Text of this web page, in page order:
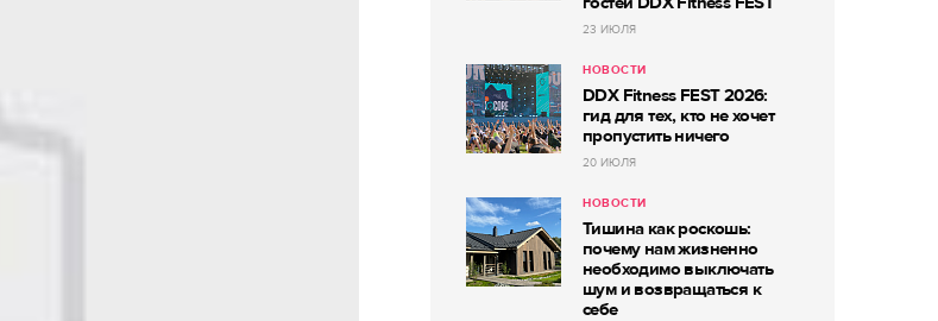
23 ИЮЛЯ
НОВОСТИ
DDX Fitness FEST 2026:
гид для тех, кто не хочет
пропустить ничего
20 ИЮЛЯ
НОВОСТИ
Тишина как роскошь:
почему нам жизненно
необходимо выключать
шум и возвращаться к
себе